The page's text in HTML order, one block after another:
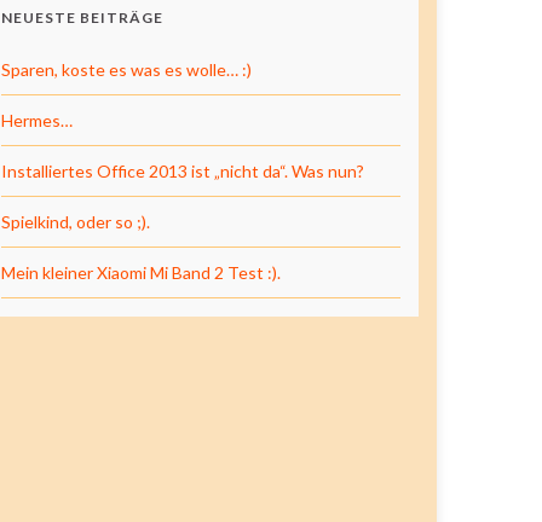
NEUESTE BEITRÄGE
Sparen, koste es was es wolle… :)
Hermes…
Installiertes Office 2013 ist „nicht da“. Was nun?
Spielkind, oder so ;).
Mein kleiner Xiaomi Mi Band 2 Test :).